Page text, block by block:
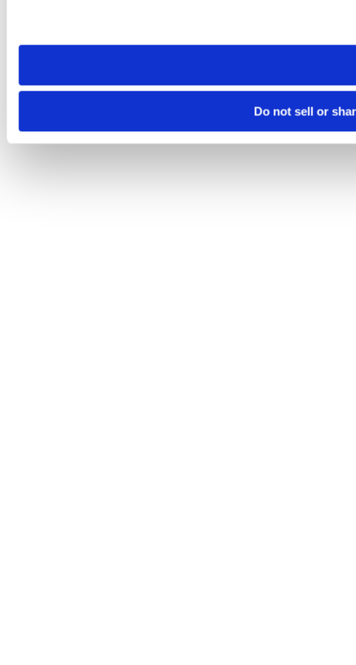
need to be set again.
Do not sell or